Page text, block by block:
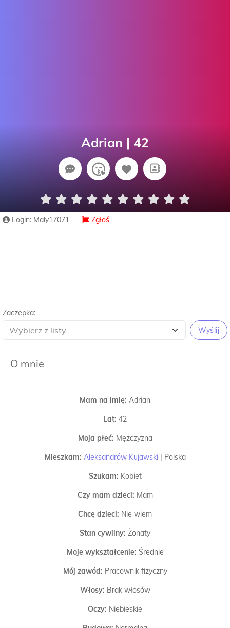
Adrian | 42
Login: Maly17071 Zgłoś
Zaczepka:
Wyślij
O mnie
Mam na imię: Adrian
Lat: 42
Moja płeć: Mężczyzna
Mieszkam: Aleksandrów Kujawski| Polska
Szukam: Kobiet
Czy mam dzieci: Mam
Chcę dzieci: Nie wiem
Stan cywilny: Żonaty
Moje wykształcenie: Średnie
Mój zawód: Pracownik fizyczny
Włosy: Brak włosów
Oczy: Niebieskie